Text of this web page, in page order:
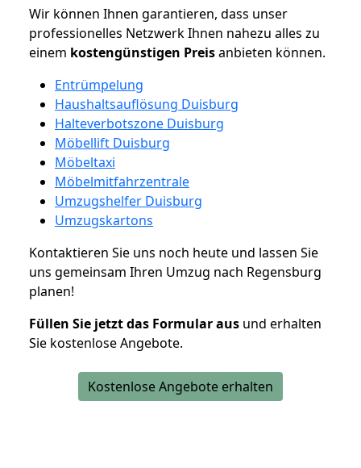
Wir können Ihnen garantieren, dass unser
professionelles Netzwerk Ihnen nahezu alles zu
einem kostengünstigen Preisanbieten können.
Entrümpelung
Haushaltsauflösung Duisburg
Halteverbotszone Duisburg
Möbellift Duisburg
Möbeltaxi
Möbelmitfahrzentrale
Umzugshelfer Duisburg
Umzugskartons
Kontaktieren Sie uns noch heute und lassen Sie
uns gemeinsam Ihren Umzug nach Regensburg
planen!
Füllen Sie jetzt das Formular aus und erhalten
Sie kostenlose Angebote.
Kostenlose Angebote erhalten